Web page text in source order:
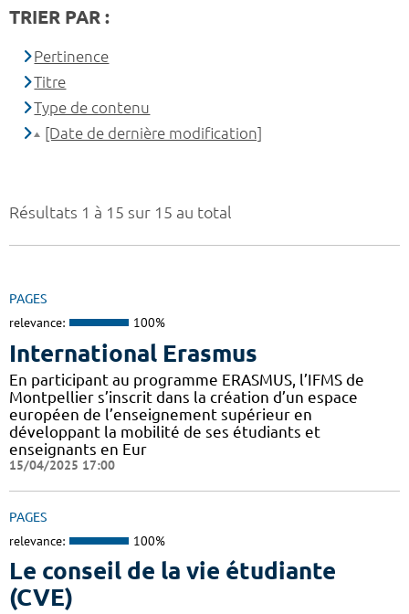
Résultats 1 à 15 sur 15 au total
PAGES
relevance: 100%
International Erasmus
En participant au programme ERASMUS, l’IFMS de
Montpellier s’inscrit dans la création d’un espace
européen de l’enseignement supérieur en
développant la mobilité de ses étudiants et
enseignants en Eur
15/04/2025 17:00
PAGES
relevance: 100%
Le conseil de la vie étudiante
(CVE)
TRIER PAR :
Pertinence
Titre
Type de contenu
[Date de dernière modification]